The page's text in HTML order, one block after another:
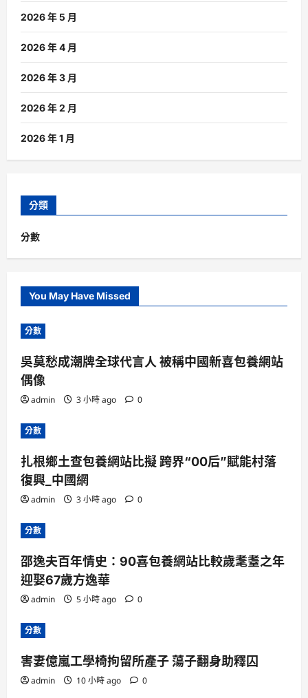
2026 年 5 月
2026 年 4 月
2026 年 3 月
2026 年 2 月
2026 年 1 月
分類
分數
You May Have Missed
分數
吳莫愁成潮牌全球代言人 被稱中國新喜包養網站
偶像
admin 3 小時 ago 0
分數
扎根鄉土查包養網站比擬 跨界“00后”賦能村落
復興_中國網
admin 3 小時 ago 0
分數
邵逸夫百年情史：90喜包養網站比較歲耄耋之年
迎娶67歲方逸華
admin 5 小時 ago 0
分數
害妻億嵐工學椅拘留所產子 蕩子翻身助釋囚
admin 10 小時 ago 0